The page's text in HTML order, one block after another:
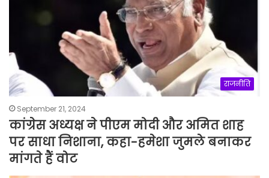
राजनीति
September 21, 2024
कांग्रेस अध्यक्ष ने पीएम मोदी और अमित शाह
पर साधा निशाना, कहा-हमेशा जुमले बनाकर
मांगते हैं वोट